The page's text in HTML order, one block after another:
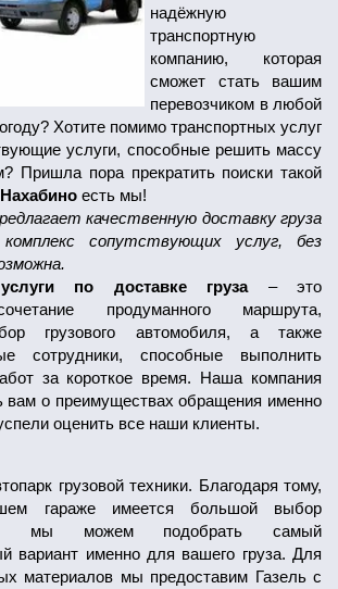
надёжную
транспортную
компанию, которая
сможет стать вашим
перевозчиком в любой
Хотите помимо транспортных услуг
услуги, способные решить массу
Пришла пора прекратить поиски такой
Нахабино есть мы!
качественную доставку груза
сопутствующих услуг, без
по доставке груза– это
продуманного маршрута,
грузового автомобиля, а также
сотрудники, способные выполнить
за короткое время. Наша компания
вам о преимуществах обращения именно
оценить все наши клиенты.
грузовой техники. Благодаря тому,
гараже имеется большой выбор
мы можем подобрать самый
вариант именно для вашего груза. Для
материалов мы предоставим Газель с